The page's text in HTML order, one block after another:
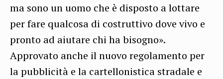
ma sono un uomo che è disposto a lottare
per fare qualcosa di costruttivo dove vivo e
pronto ad aiutare chi ha bisogno».
Approvato anche il nuovo regolamento per
la pubblicità e la cartellonistica stradale e